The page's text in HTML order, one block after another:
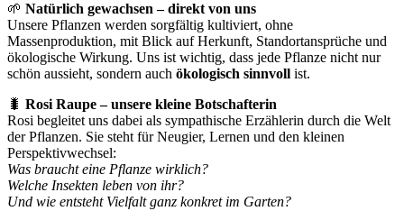
🌱 Natürlich gewachsen – direkt von uns
Unsere Pflanzen werden sorgfältig kultiviert, ohne
Massenproduktion, mit Blick auf Herkunft, Standortansprüche und
ökologische Wirkung. Uns ist wichtig, dass jede Pflanze nicht nur
schön aussieht, sondern auch ökologisch sinnvoll ist.
🐛 Rosi Raupe – unsere kleine Botschafterin
Rosi begleitet uns dabei als sympathische Erzählerin durch die Welt
der Pflanzen. Sie steht für Neugier, Lernen und den kleinen
Perspektivwechsel:
Was braucht eine Pflanze wirklich?
Welche Insekten leben von ihr?
Und wie entsteht Vielfalt ganz konkret im Garten?